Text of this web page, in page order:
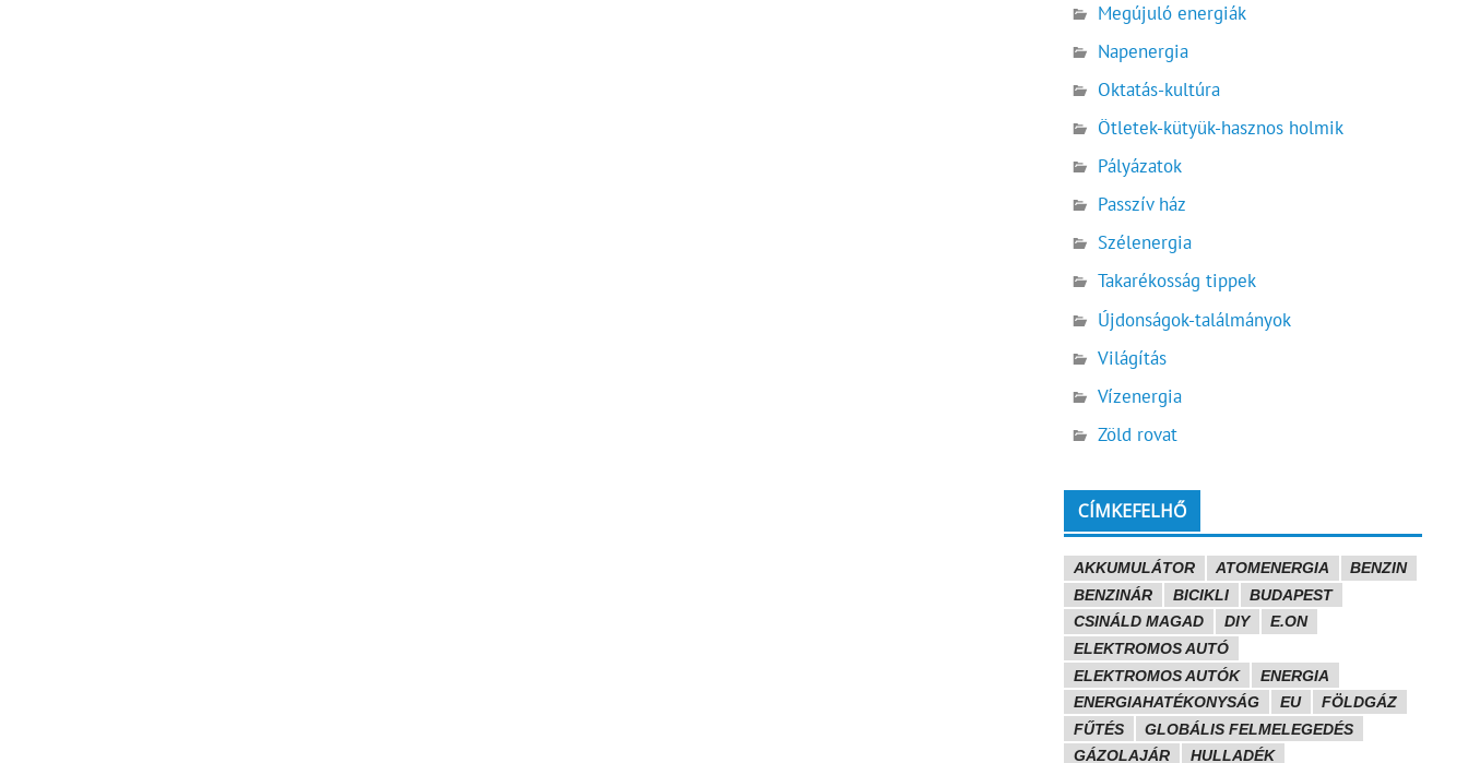
Megújuló energiák
Napenergia
Oktatás-kultúra
Ötletek-kütyük-hasznos holmik
Pályázatok
Passzív ház
Szélenergia
Takarékosság tippek
Újdonságok-találmányok
Világítás
Vízenergia
Zöld rovat
CÍMKEFELHŐ
AKKUMULÁTOR ATOMENERGIA
BENZIN
BENZINÁR
BICIKLI
BUDAPEST
CSINÁLD MAGAD
DIY
E.ON
ELEKTROMOS AUTÓ
ELEKTROMOS AUTÓK
ENERGIA
ENERGIAHATÉKONYSÁG
EU
FÖLDGÁZ
FŰTÉS
GLOBÁLIS FELMELEGEDÉS
GÁZOLAJÁR
HULLADÉK